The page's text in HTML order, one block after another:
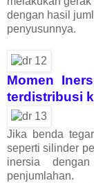
dengan hasil
penyusunnya.
Momen
terdistribusi
Jika benda
seperti silinder
inersia
penjumlahan.